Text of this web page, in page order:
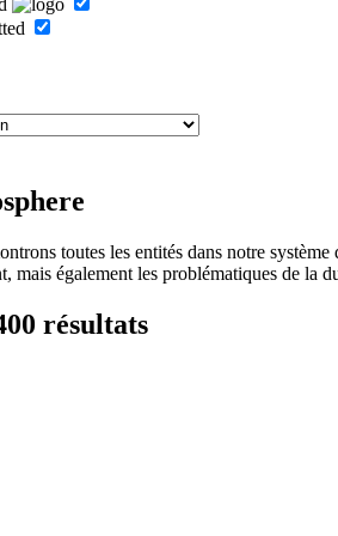
toutes les entités dans notre
mais également les problématiques de la
résultats